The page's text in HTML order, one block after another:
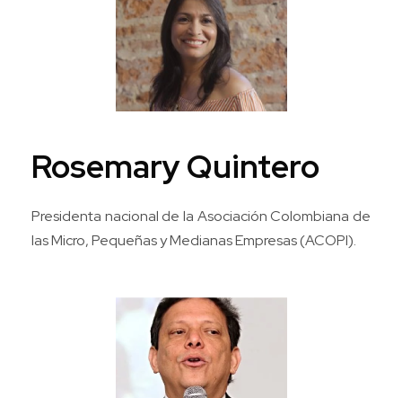
Rosemary Quintero
Presidenta nacional de la Asociación Colombiana de
las Micro, Pequeñas y Medianas Empresas (ACOPI).